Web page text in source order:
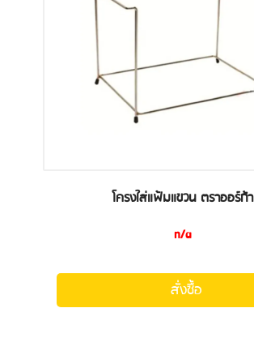
โครงใส่แฟ้มแขวน ตราออร์ก้า
n/a
สั่งซื้อ